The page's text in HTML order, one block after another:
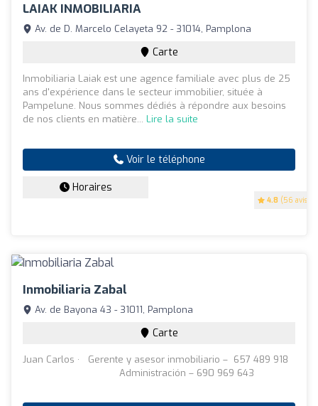
LAIAK INMOBILIARIA
4.8 (56 avis)
Av. de D. Marcelo Celayeta 92 - 31014, Pamplona
Carte
Inmobiliaria Laiak est une agence familiale avec plus de 25
ans d'expérience dans le secteur immobilier, située à
Pampelune. Nous sommes dédiés à répondre aux besoins
de nos clients en matière... Lire la suite
Voir le téléphone
Horaires
Inmobiliaria Zabal
Av. de Bayona 43 - 31011, Pamplona
Carte
Juan Carlos · Gerente y asesor inmobiliario – 657 489 918
Administración – 690 969 643